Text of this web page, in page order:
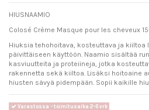
HIUSNAAMIO
Colosé Crème Masque pour les cheveux
Hiuksia tehohoitava, kosteuttava ja kiiltoa
päivittäiseen käyttöön. Naamio sisältää
kasviuutteita ja proteiineja, jotka
rakennetta sekä kiiltoa. Lisäksi hoitoaine
hiusten sävyä pidempään. Sopii kaikille
Varastossa - toimitusaika 2-6 vrk